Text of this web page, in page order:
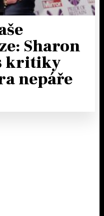
Sharon
kritiky
nepáře